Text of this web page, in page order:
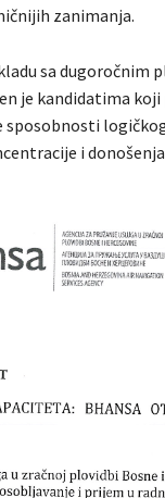
zanimanja.
sa dugoročnim
je kandidatima
sposobnosti
i